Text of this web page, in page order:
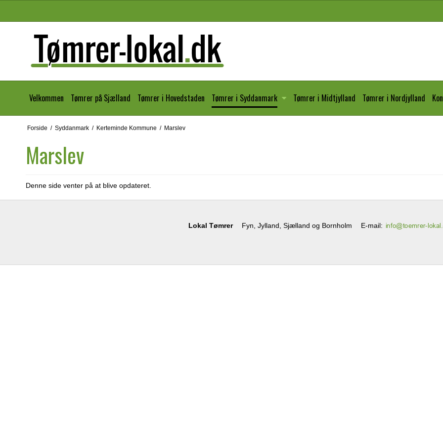
Velkommen Tømrer på Sjælland Tømrer i Hovedstaden Tømrer i Syddanmark Tømrer i Midtjylland Tømrer i Nordjylland
Forside / Syddanmark / Kerteminde Kommune / Marslev
Marslev
Denne side venter på at blive opdateret.
Lokal Tømrer Fyn, Jylland, Sjælland og Bornholm E-mail: